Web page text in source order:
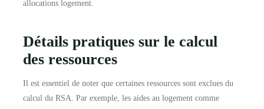
allocations logement.
Détails pratiques sur le calcul
des ressources
Il est essentiel de noter que certaines ressources sont exclues du
calcul du RSA. Par exemple, les aides au logement comme